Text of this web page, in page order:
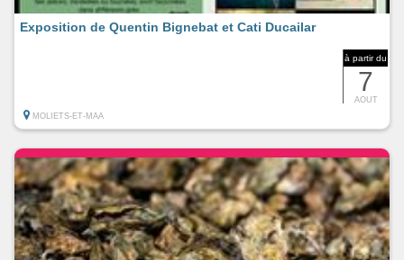
à partir du
7
AOUT
Exposition de Quentin Bignebat et Cati Ducailar
MOLIETS-ET-MAA